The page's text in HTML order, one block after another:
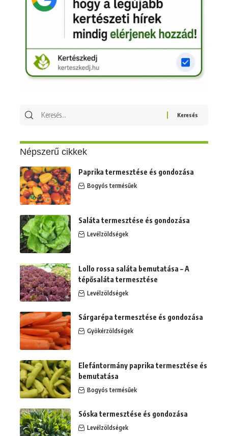
Keresés
Népszerű cikkek
Paprika termesztése és gondozása
Bogyós termésűek
Saláta termesztése és gondozása
Levélzöldségek
Lollo rossa saláta bemutatása – A
tépősaláta termesztése
Levélzöldségek
Sárgarépa termesztése és gondozása
Gyökérzöldségek
Elefántormány paprika termesztése és
bemutatása
Bogyós termésűek
Sóska termesztése és gondozása
Levélzöldségek